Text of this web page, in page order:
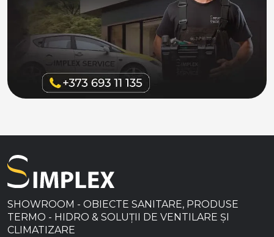
SHOWROOM - OBIECTE SANITARE, PRODUSE
TERMO - HIDRO & SOLUȚII DE VENTILARE ȘI
CLIMATIZARE